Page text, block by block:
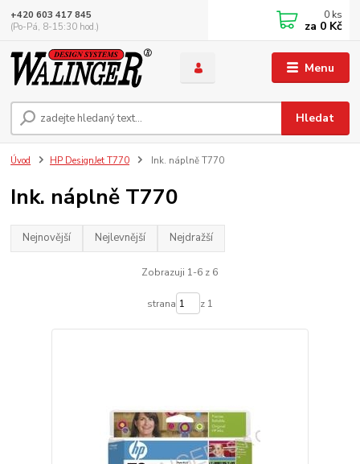
Menu
Hledat
+420 603 417 845
(Po-Pá, 8-15:30 hod.)
0 ks
za 0 Kč
Úvod HP DesignJet T770 Ink. náplně T770
Ink. náplně T770
Nejnovější Nejlevnější Nejdražší
Zobrazuji 1-6 z 6
strana z 1